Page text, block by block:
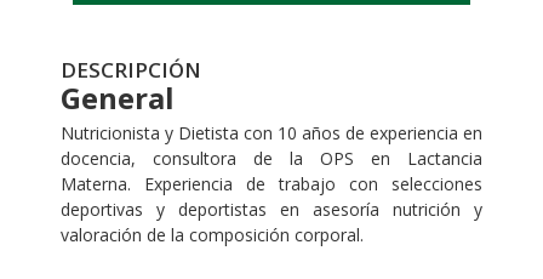
DESCRIPCIÓN
General
Nutricionista y Dietista con 10 años de experiencia en
docencia, consultora de la OPS en Lactancia
Materna. Experiencia de trabajo con selecciones
deportivas y deportistas en asesoría nutrición y
valoración de la composición corporal.